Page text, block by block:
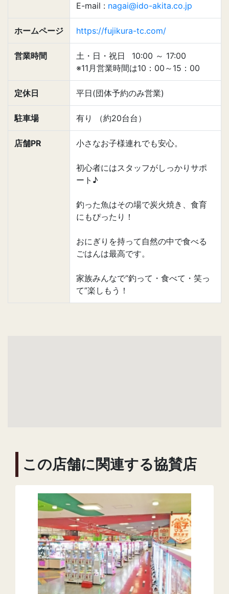
E-mail : nagai@ido-akita.co.jp
ホームページ https://fujikura-tc.com/
営業時間 土・日・祝日 10:00 ～ 17:00
※11月営業時間は10：00～15：00
定休日 平日(団体予約のみ営業)
駐車場 有り （約20台台）
店舗PR 小さなお子様連れでも安心。
初心者にはスタッフがしっかりサポ
ート♪
釣った魚はその場で炭火焼き、食育
にもぴったり！
おにぎりを持って自然の中で食べる
ごはんは最高です。
家族みんなで“釣って・食べて・笑っ
て”楽しもう！
この店舗に関連する協賛店